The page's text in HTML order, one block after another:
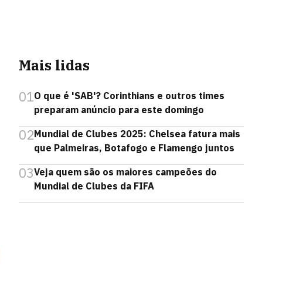
Mais lidas
01O que é 'SAB'? Corinthians e outros times
preparam anúncio para este domingo
02Mundial de Clubes 2025: Chelsea fatura mais
que Palmeiras, Botafogo e Flamengo juntos
03Veja quem são os maiores campeões do
Mundial de Clubes da FIFA